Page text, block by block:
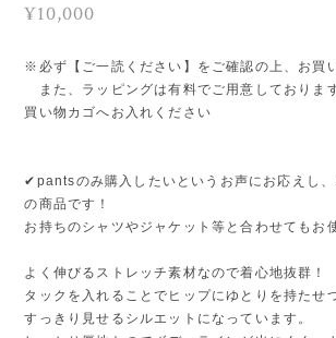
¥10,000
※必ず【ご一読ください】をご確認の上、お買
また、ラッピングは有料でご用意しておりま
買い物カゴへお入れください
✔︎pantsのみ購入したいというお声にお応えし
の商品です！
お持ちのシャツやジャケット等と合わせてもお
よく伸びるストレッチ素材なので着心地抜群！
タックを入れることでヒップにゆとりを持たせ
すっきり見せるシルエットになっています。